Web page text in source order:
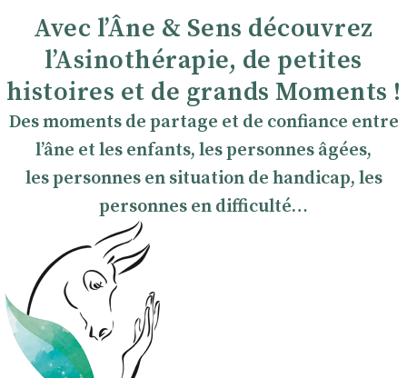
Avec lʼÂne & Sens découvrez
lʼAsinothérapie, de petites
histoires et de grands Moments !
Des moments de partage et de confiance entre
l’âne et les enfants, les personnes âgées,
les personnes en situation de handicap, les
personnes en difficulté…